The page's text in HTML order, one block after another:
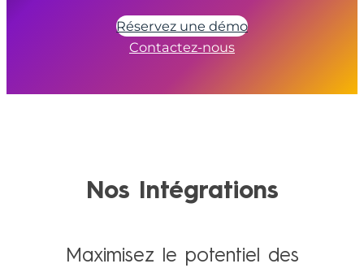
Réservez une démo
Contactez-nous
Nos Intégrations
Maximisez le potentiel des